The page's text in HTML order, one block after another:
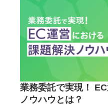
業務委託で実現！
ノウハウとは？